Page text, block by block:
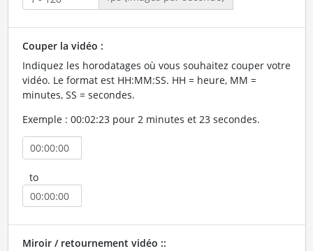
Couper la vidéo :
Indiquez les horodatages où vous souhaitez couper votre
vidéo. Le format est HH:MM:SS. HH = heure, MM =
minutes, SS = secondes.
Exemple : 00:02:23 pour 2 minutes et 23 secondes.
to
Miroir / retournement vidéo ::